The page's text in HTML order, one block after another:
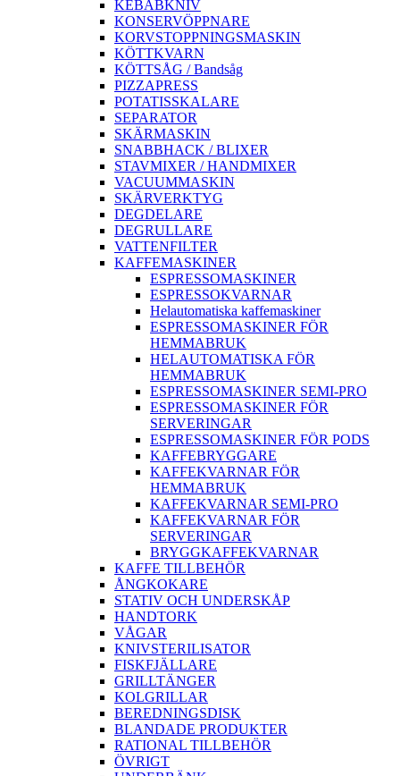
KEBABKNIV
KONSERVÖPPNARE
KORVSTOPPNINGSMASKIN
KÖTTKVARN
KÖTTSÅG / Bandsåg
PIZZAPRESS
POTATISSKALARE
SEPARATOR
SKÄRMASKIN
SNABBHACK / BLIXER
STAVMIXER / HANDMIXER
VACUUMMASKIN
SKÄRVERKTYG
DEGDELARE
DEGRULLARE
VATTENFILTER
KAFFEMASKINER
ESPRESSOMASKINER
ESPRESSOKVARNAR
Helautomatiska kaffemaskiner
ESPRESSOMASKINER FÖR
HEMMABRUK
HELAUTOMATISKA FÖR
HEMMABRUK
ESPRESSOMASKINER SEMI-PRO
ESPRESSOMASKINER FÖR
SERVERINGAR
ESPRESSOMASKINER FÖR PODS
KAFFEBRYGGARE
KAFFEKVARNAR FÖR
HEMMABRUK
KAFFEKVARNAR SEMI-PRO
KAFFEKVARNAR FÖR
SERVERINGAR
BRYGGKAFFEKVARNAR
KAFFE TILLBEHÖR
ÅNGKOKARE
STATIV OCH UNDERSKÅP
HANDTORK
VÅGAR
KNIVSTERILISATOR
FISKFJÄLLARE
GRILLTÄNGER
KOLGRILLAR
BEREDNINGSDISK
BLANDADE PRODUKTER
RATIONAL TILLBEHÖR
ÖVRIGT